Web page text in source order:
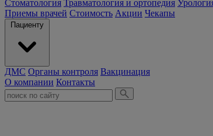
Стоматология Травматология и ортопедия
Приемы врачей Стоимость Акции Чекапы
Пациенту
ДМС Органы контроля Вакцинация
О компании Контакты